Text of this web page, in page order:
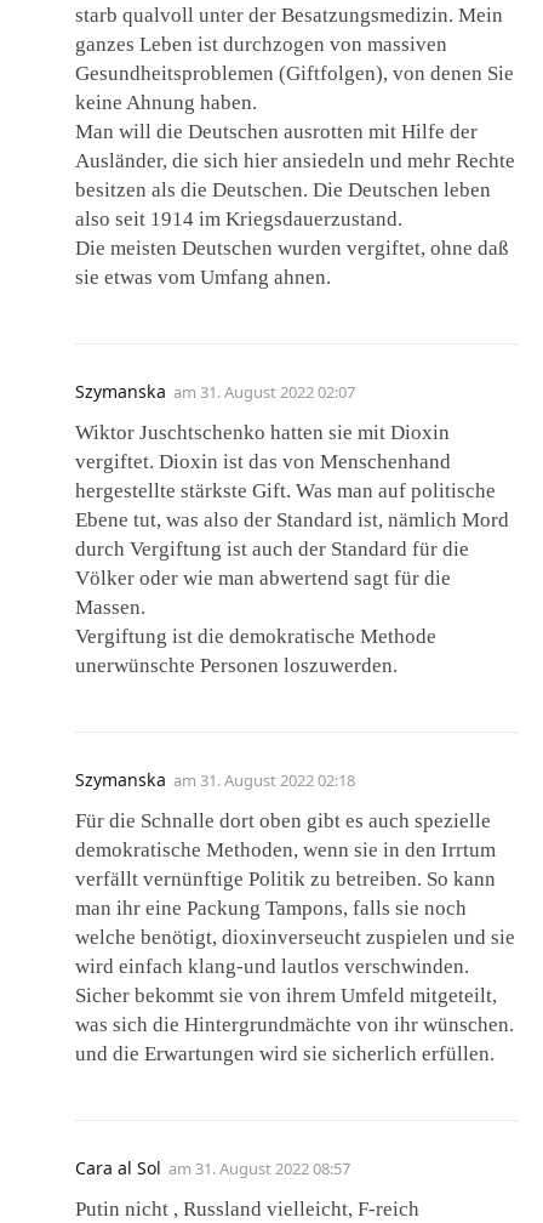
starb qualvoll unter der Besatzungsmedizin. Mein
ganzes Leben ist durchzogen von massiven
Gesundheitsproblemen (Giftfolgen), von denen Sie
keine Ahnung haben.
Man will die Deutschen ausrotten mit Hilfe der
Ausländer, die sich hier ansiedeln und mehr Rechte
besitzen als die Deutschen. Die Deutschen leben
also seit 1914 im Kriegsdauerzustand.
Die meisten Deutschen wurden vergiftet, ohne daß
sie etwas vom Umfang ahnen.
Szymanska am 31. August 2022 02:07
Wiktor Juschtschenko hatten sie mit Dioxin
vergiftet. Dioxin ist das von Menschenhand
hergestellte stärkste Gift. Was man auf politische
Ebene tut, was also der Standard ist, nämlich Mord
durch Vergiftung ist auch der Standard für die
Völker oder wie man abwertend sagt für die
Massen.
Vergiftung ist die demokratische Methode
unerwünschte Personen loszuwerden.
Szymanska am 31. August 2022 02:18
Für die Schnalle dort oben gibt es auch spezielle
demokratische Methoden, wenn sie in den Irrtum
verfällt vernünftige Politik zu betreiben. So kann
man ihr eine Packung Tampons, falls sie noch
welche benötigt, dioxinverseucht zuspielen und sie
wird einfach klang-und lautlos verschwinden.
Sicher bekommt sie von ihrem Umfeld mitgeteilt,
was sich die Hintergrundmächte von ihr wünschen.
und die Erwartungen wird sie sicherlich erfüllen.
Cara al Sol am 31. August 2022 08:57
Putin nicht , Russland vielleicht, F-reich